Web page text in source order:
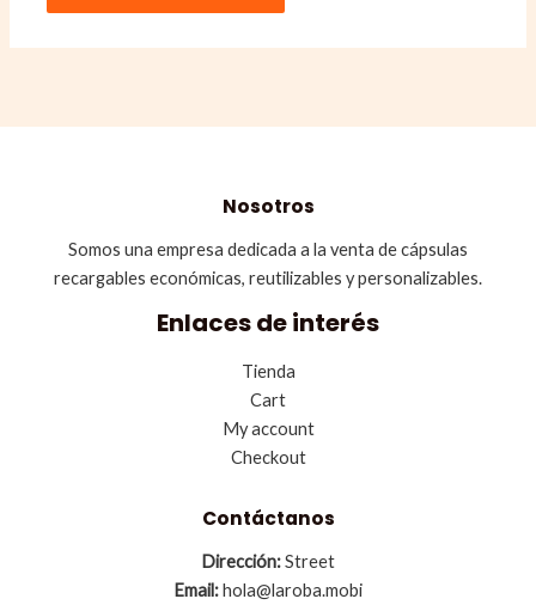
Nosotros
Somos una empresa dedicada a la venta de cápsulas
recargables económicas, reutilizables y personalizables.
Enlaces de interés
Tienda
Cart
My account
Checkout
Contáctanos
Dirección:Street
Email:hola@laroba.mobi